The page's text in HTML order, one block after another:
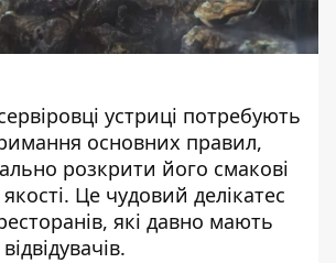
устриці потребують
основних правил,
розкрити його смакові
Це чудовий делікатес
які давно мають